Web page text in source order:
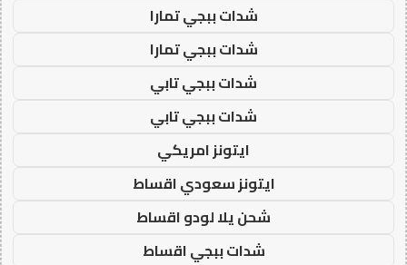
شدات ببجي تمارا
شدات ببجي تمارا
شدات ببجي تابي
شدات ببجي تابي
ايتونز امريكي
ايتونز سعودي اقساط
شحن يلا لودو اقساط
شدات ببجي اقساط